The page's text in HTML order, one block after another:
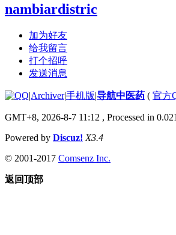
nambiardistric
加为好友
给我留言
打个招呼
发送消息
|Archiver|手机版|导航中医药 ( 官方
GMT+8, 2026-8-7 11:12 , Processed in
Powered by Discuz! X3.4
© 2001-2017 Comsenz Inc.
返回顶部